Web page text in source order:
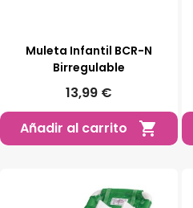
Muleta Infantil BCR-N
Birregulable
13,99 €
Añadir al carrito
